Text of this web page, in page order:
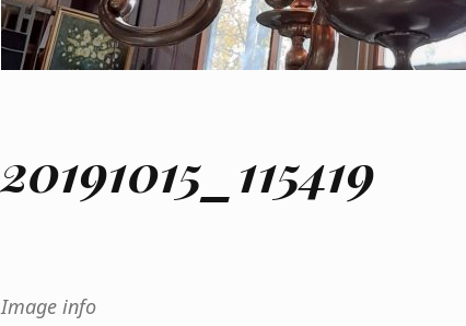
20191015_115419
Image info